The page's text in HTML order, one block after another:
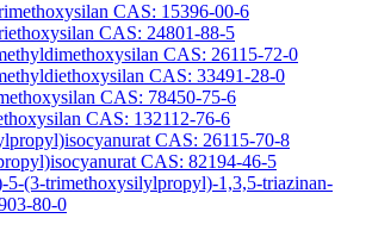
CAS: 15396-00-6
CAS: 24801-88-5
CAS: 26115-72-0
CAS: 33491-28-0
CAS: 78450-75-6
CAS: 132112-76-6
CAS: 26115-70-8
CAS: 82194-46-5
5-(3-trimethoxysilylpropyl)-1,3,5-triazinan-
80-0